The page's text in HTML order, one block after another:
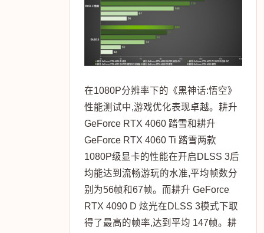
在1080P分辨率下的《黑神话:悟空》
性能测试中,游戏优化表现卓越。耕升
GeForce RTX 4060 踏雪和耕升
GeForce RTX 4060 Ti 踏雪两款
1080P级显卡的性能在开启DLSS 3后
均能达到流畅游玩的水准,平均帧数分
别为56帧和67帧。而耕升 GeForce
RTX 4090 D 炫光在DLSS 3模式下取
得了最高的帧率,达到平均 147帧。耕